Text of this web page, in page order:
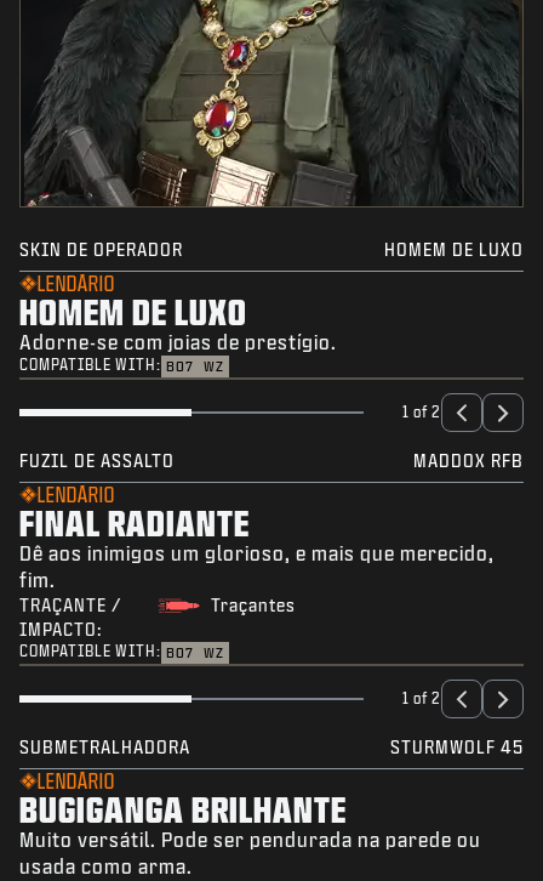
SKIN DE OPERADOR HOMEM DE LUXO
LENDÁRIO
HOMEM DE LUXO
Adorne-se com joias de prestígio.
COMPATIBLE WITH: BO7 WZ
1 of 2
FUZIL DE ASSALTO MADDOX RFB
LENDÁRIO
FINAL RADIANTE
Dê aos inimigos um glorioso, e mais que merecido,
fim.
TRAÇANTE /
IMPACTO:
Traçantes
COMPATIBLE WITH: BO7 WZ
1 of 2
SUBMETRALHADORA STURMWOLF 45
LENDÁRIO
BUGIGANGA BRILHANTE
Muito versátil. Pode ser pendurada na parede ou
usada como arma.